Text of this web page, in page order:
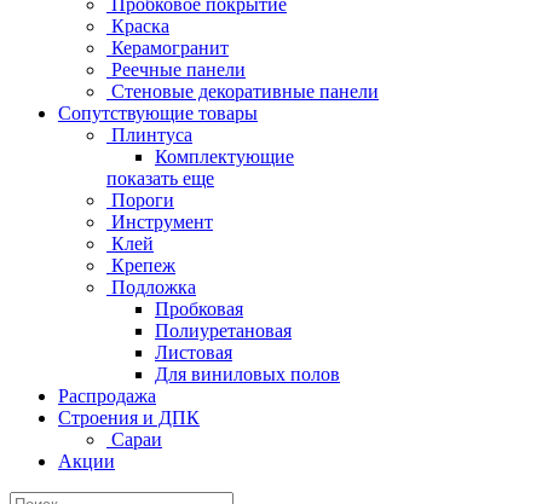
Краска
Керамогранит
Реечные панели
Стеновые декоративные панели
Сопутствующие товары
Плинтуса
Комплектующие
показать еще
Пороги
Инструмент
Клей
Крепеж
Подложка
Пробковая
Полиуретановая
Листовая
Для виниловых полов
Распродажа
Строения и ДПК
Сараи
Акции